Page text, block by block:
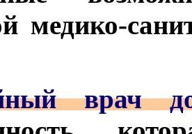
медико-
врач